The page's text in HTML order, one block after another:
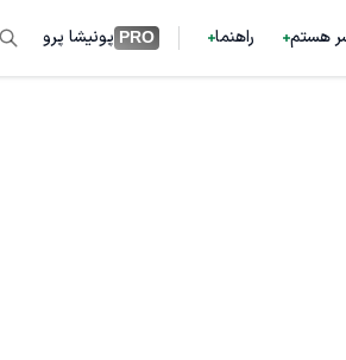
هستم راهنما PRO پونیشا پرو